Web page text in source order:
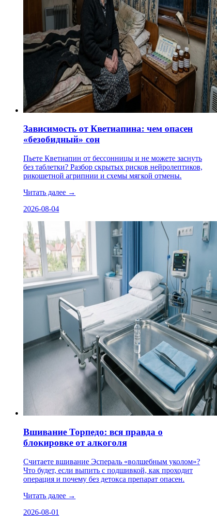
Зависимость от Кветиапина: чем опасен
«безобидный» сон
Пьете Кветиапин от бессонницы и не можете заснуть
без таблетки? Разбор скрытых рисков нейролептиков,
рикошетной агрипнии и схемы мягкой отмены.
Читать далее →
2026-08-04
Вшивание Торпедо: вся правда о
блокировке от алкоголя
Считаете вшивание Эспераль «волшебным уколом»?
Что будет, если выпить с подшивкой, как проходит
операция и почему без детокса препарат опасен.
Читать далее →
2026-08-01